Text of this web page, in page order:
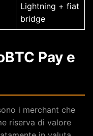
Lightning + fiat
bridge
Pay e
i merchant che
riserva di valore